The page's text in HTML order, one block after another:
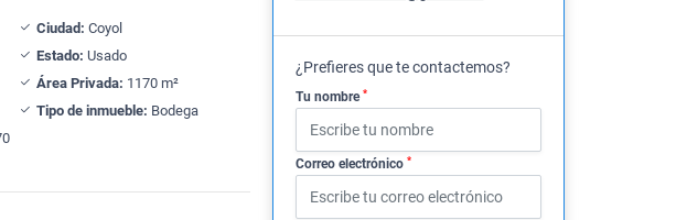
Ciudad: Coyol
Estado: Usado
Área Privada: 1170 m²
Tipo de inmueble: Bodega
¿Prefieres que te contactemos?
Tu nombre *
Correo electrónico *